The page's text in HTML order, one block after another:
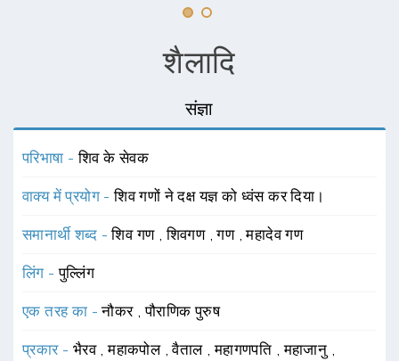
शैलादि
संज्ञा
परिभाषा -शिव के सेवक
वाक्य में प्रयोग -शिव गणों ने दक्ष यज्ञ को ध्वंस कर दिया।
समानार्थी शब्द -शिव गण ,शिवगण ,गण ,महादेव गण
लिंग -पुल्लिंग
एक तरह का -नौकर ,पौराणिक पुरुष
प्रकार - भैरव ,महाकपोल ,वैताल ,महागणपति ,महाजानु ,